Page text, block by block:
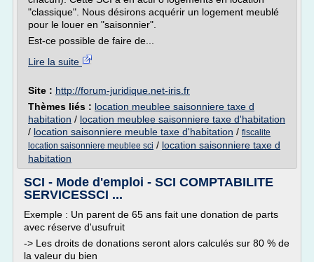
"classique". Nous désirons acquérir un logement meublé
pour le louer en "saisonnier".
Est-ce possible de faire de...
Lire la suite
Site : http://forum-juridique.net-iris.fr
Thèmes liés : location meublee saisonniere taxe d
habitation / location meublee saisonniere taxe d'habitation
/ location saisonniere meuble taxe d'habitation / fiscalite
location saisonniere meublee sci / location saisonniere taxe d
habitation
SCI - Mode d'emploi - SCI COMPTABILITE
SERVICESSCI ...
Exemple : Un parent de 65 ans fait une donation de parts
avec réserve d'usufruit
-> Les droits de donations seront alors calculés sur 80 % de
la valeur du bien